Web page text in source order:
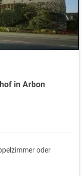
in Arbon
oder